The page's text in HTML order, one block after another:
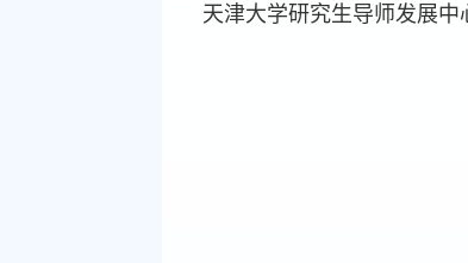
天津大学研究生导师发展中